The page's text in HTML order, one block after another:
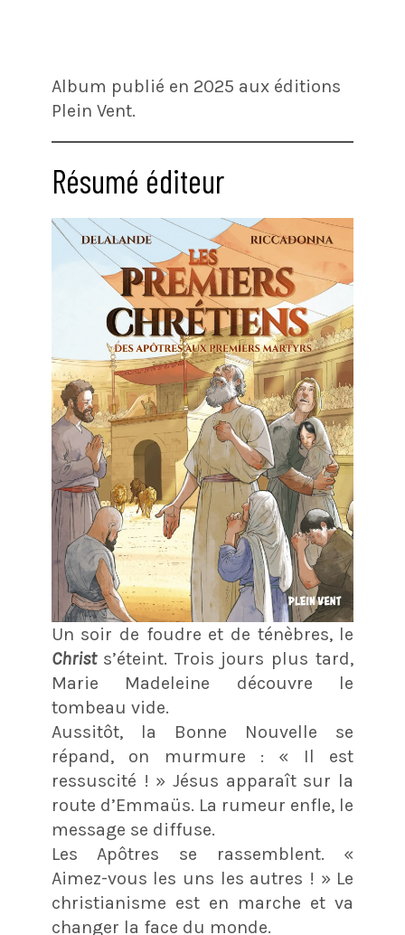
Album publié en 2025 aux éditions
Plein Vent.
Résumé éditeur
Un soir de foudre et de ténèbres, le
Christ s’éteint. Trois jours plus tard,
Marie Madeleine découvre le
tombeau vide.
Aussitôt, la Bonne Nouvelle se
répand, on murmure : « Il est
ressuscité ! » Jésus apparaît sur la
route d’Emmaüs. La rumeur enfle, le
message se diffuse.
Les Apôtres se rassemblent. «
Aimez-vous les uns les autres ! » Le
christianisme est en marche et va
changer la face du monde.